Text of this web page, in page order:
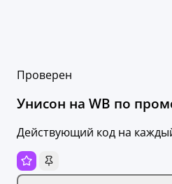
Проверен
Унисон на WB по
Действующий код на